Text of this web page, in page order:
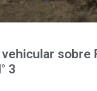
sobre
3